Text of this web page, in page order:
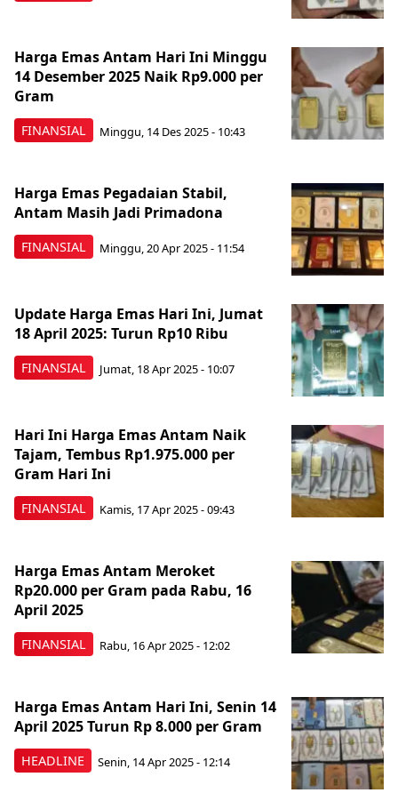
FINANSIAL
Harga Emas Antam Hari Ini Minggu
14 Desember 2025 Naik Rp9.000 per
Gram
Minggu, 14 Des 2025 - 10:43
FINANSIAL
Harga Emas Pegadaian Stabil,
Antam Masih Jadi Primadona
Minggu, 20 Apr 2025 - 11:54
FINANSIAL
Update Harga Emas Hari Ini, Jumat
18 April 2025: Turun Rp10 Ribu
Jumat, 18 Apr 2025 - 10:07
FINANSIAL
Hari Ini Harga Emas Antam Naik
Tajam, Tembus Rp1.975.000 per
Gram Hari Ini
Kamis, 17 Apr 2025 - 09:43
FINANSIAL
Harga Emas Antam Meroket
Rp20.000 per Gram pada Rabu, 16
April 2025
Rabu, 16 Apr 2025 - 12:02
HEADLINE
Harga Emas Antam Hari Ini, Senin 14
April 2025 Turun Rp 8.000 per Gram
Senin, 14 Apr 2025 - 12:14